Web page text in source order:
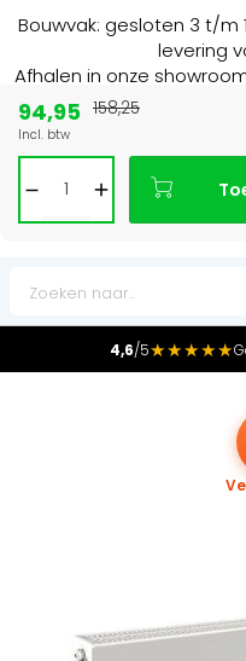
Bouwvak: gesloten 3 t/m
levering
Afhalen in onze
4,6/5★★★★★
94,95
Incl. btw
158,25